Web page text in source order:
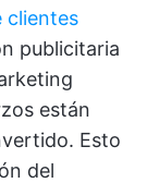
clientes
publicitaria
están
Esto
del